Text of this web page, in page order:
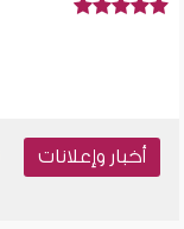
أخبار وإعلانات